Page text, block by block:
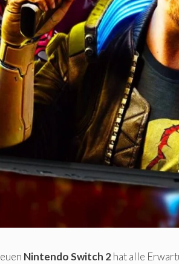
Nintendo Switch 2hat alle